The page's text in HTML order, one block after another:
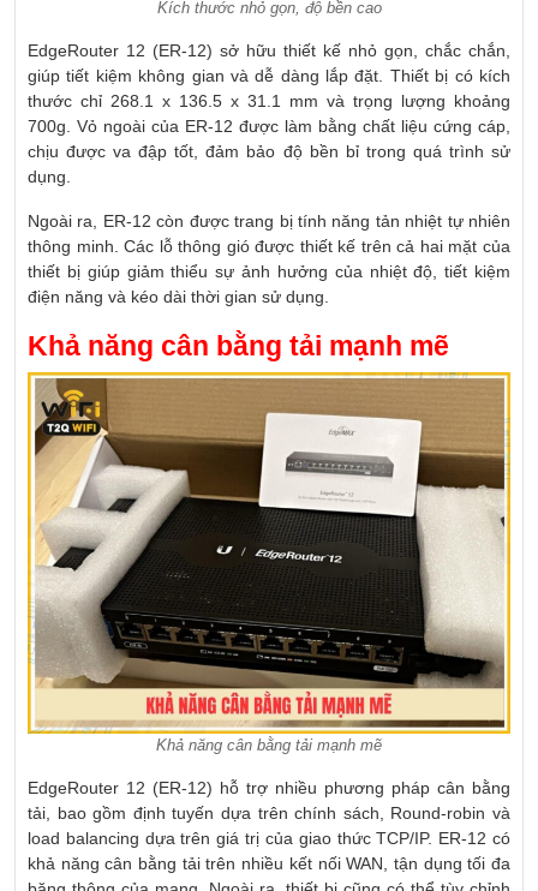
Kích thước nhỏ gọn, độ bền cao
EdgeRouter 12 (ER-12) sở hữu thiết kế nhỏ gọn, chắc chắn,
giúp tiết kiệm không gian và dễ dàng lắp đặt. Thiết bị có kích
thước chỉ 268.1 x 136.5 x 31.1 mm và trọng lượng khoảng
700g. Vỏ ngoài của ER-12 được làm bằng chất liệu cứng cáp,
chịu được va đập tốt, đảm bảo độ bền bỉ trong quá trình sử
dụng.
Ngoài ra, ER-12 còn được trang bị tính năng tản nhiệt tự nhiên
thông minh. Các lỗ thông gió được thiết kế trên cả hai mặt của
thiết bị giúp giảm thiểu sự ảnh hưởng của nhiệt độ, tiết kiệm
điện năng và kéo dài thời gian sử dụng.
Khả năng cân bằng tải mạnh mẽ
Khả năng cân bằng tải mạnh mẽ
EdgeRouter 12 (ER-12) hỗ trợ nhiều phương pháp cân bằng
tải, bao gồm định tuyến dựa trên chính sách, Round-robin và
load balancing dựa trên giá trị của giao thức TCP/IP. ER-12 có
khả năng cân bằng tải trên nhiều kết nối WAN, tận dụng tối đa